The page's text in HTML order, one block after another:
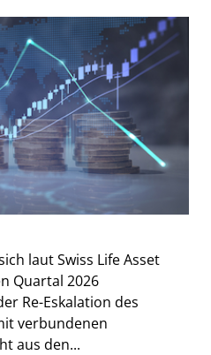
laut Swiss Life Asset
Quartal 2026
Re-Eskalation des
verbundenen
aus den...